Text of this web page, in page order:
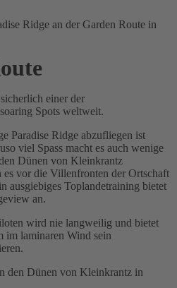
einer der
Spots weltweit.
Paradise Ridge abzufliegen ist
viel Spass macht es auch wenige
Dünen von Kleinkrantz
es vor die Villenfronten der Ortschaft
ausgiebiges Toplandetraining bietet
an.
wird nie langweilig und bietet
im laminaren Wind sein